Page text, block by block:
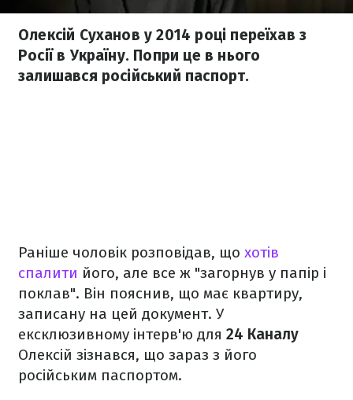
Олексій Суханов у 2014 році переїхав з
Росії в Україну. Попри це в нього
залишався російський паспорт.
Раніше чоловік розповідав, що хотів
спалити його, але все ж "загорнув у папір і
поклав". Він пояснив, що має квартиру,
записану на цей документ. У
ексклюзивному інтерв'ю для 24 Каналу
Олексій зізнався, що зараз з його
російським паспортом.